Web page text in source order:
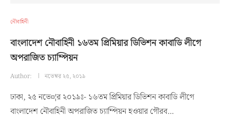
নৌবাহিনী
বাংলাদেশ নৌবাহিনী ১৬তম প্রিমিয়ার ডিভিশন কাবাডি লীগে
অপরাজিত চ্যাম্পিয়ন
Author: নভেম্বর ২৫, ২০১৯
ঢাকা, ২৫ নভে¤¦র ২০১৯ঃ- ১৬তম প্রিমিয়ার ডিভিশন কাবাডি লীগে
বাংলাদেশ নৌবাহিনী অপরাজিত চ্যাম্পিয়ন হওয়ার গৌরব…